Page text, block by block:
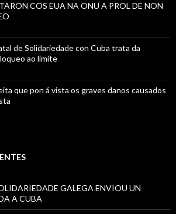
COS EUA NA ONU A PROL DE NON
de Solidariedade con Cuba trata da
ao límite
que pon á vista os graves danos causados
GALEGA ENVIOU UN
A CUBA